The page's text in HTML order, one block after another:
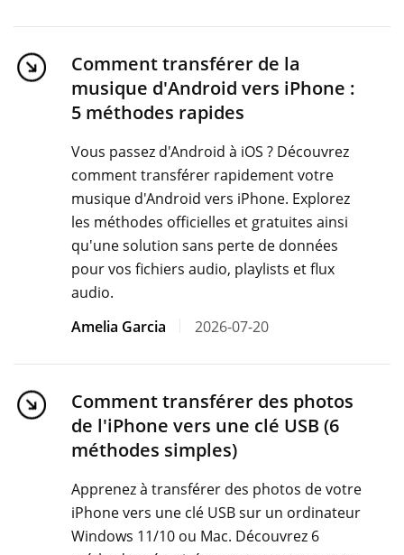
Comment transférer de la
musique d'Android vers iPhone :
5 méthodes rapides
Vous passez d'Android à iOS ? Découvrez
comment transférer rapidement votre
musique d'Android vers iPhone. Explorez
les méthodes officielles et gratuites ainsi
qu'une solution sans perte de données
pour vos fichiers audio, playlists et flux
audio.
Amelia Garcia
2026-07-20
Comment transférer des photos
de l'iPhone vers une clé USB (6
méthodes simples)
Apprenez à transférer des photos de votre
iPhone vers une clé USB sur un ordinateur
Windows 11/10 ou Mac. Découvrez 6